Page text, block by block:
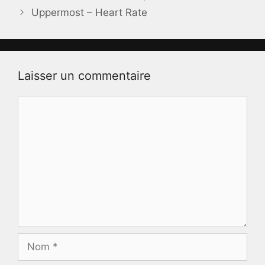
Uppermost – Heart Rate
Laisser un commentaire